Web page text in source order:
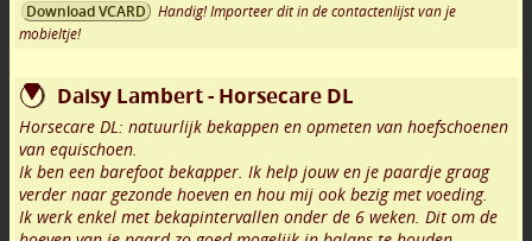
Download VCARD
Handig! Importeer dit in de contactenlijst van je
mobieltje!
Daisy Lambert - Horsecare DL
Horsecare DL: natuurlijk bekappen en opmeten van hoefschoenen
van equischoen.
Ik ben een barefoot bekapper. Ik help jouw en je paardje graag
verder naar gezonde hoeven en hou mij ook bezig met voeding.
Ik werk enkel met bekapintervallen onder de 6 weken. Dit om de